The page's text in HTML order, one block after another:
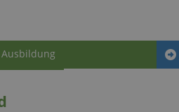
Ausbildung